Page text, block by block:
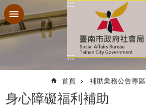
跳到主要內容區塊
:::
:::
首頁 補助業務公告專區
身心障礙福利補助